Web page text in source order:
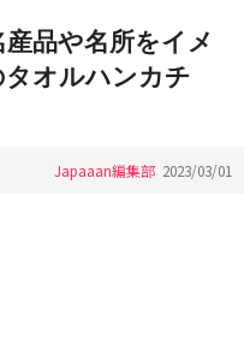
品や名所をイメ
オルハンカチ
Japaaan編集部 2023/03/01